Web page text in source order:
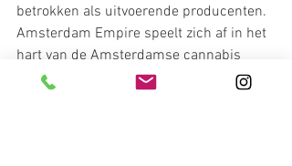
betrokken als uitvoerende producenten.
Amsterdam Empire speelt zich af in het
hart van de Amsterdamse cannabis
scene. Jack van Doorn, de rijke en